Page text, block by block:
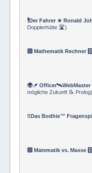
🕴Der Fahrer ★ Ronald
Dopplerhütte 🛣)
🔟 Mathematik Rechner
🌍📌
mögliche Zukunft 📝 Prolog)
‼️Das Bodhie™
🔟 Matematik vs. Masse